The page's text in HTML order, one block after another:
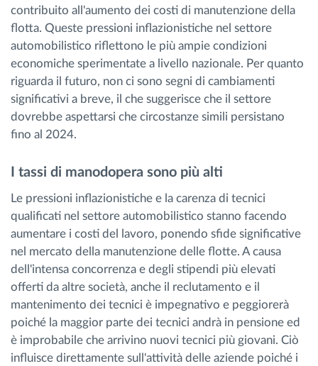
contribuito all'aumento dei costi di manutenzione della
flotta. Queste pressioni inflazionistiche nel settore
automobilistico riflettono le più ampie condizioni
economiche sperimentate a livello nazionale. Per quanto
riguarda il futuro, non ci sono segni di cambiamenti
significativi a breve, il che suggerisce che il settore
dovrebbe aspettarsi che circostanze simili persistano
fino al 2024.
I tassi di manodopera sono più alti
Le pressioni inflazionistiche e la carenza di tecnici
qualificati nel settore automobilistico stanno facendo
aumentare i costi del lavoro, ponendo sfide significative
nel mercato della manutenzione delle flotte. A causa
dell'intensa concorrenza e degli stipendi più elevati
offerti da altre società, anche il reclutamento e il
mantenimento dei tecnici è impegnativo e peggiorerà
poiché la maggior parte dei tecnici andrà in pensione ed
è improbabile che arrivino nuovi tecnici più giovani. Ciò
influisce direttamente sull'attività delle aziende poiché i